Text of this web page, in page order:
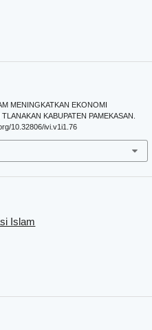
MENINGKATKAN EKONOMI
KABUPATEN PAMEKASAN.
10.32806/ivi.v1i1.76
Islam